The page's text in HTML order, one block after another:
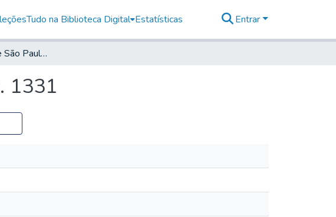
Tudo na Biblioteca Digital Estatísticas Entrar
O Commercio de São Paulo, 1897, Ano V, n. 1331
1331